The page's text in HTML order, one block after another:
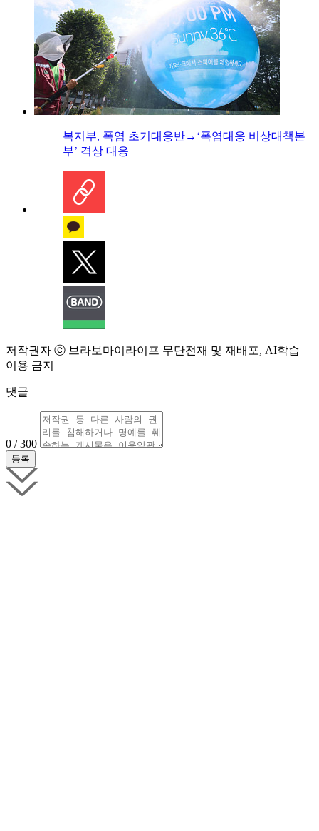
복지부, 폭염 초기대응반→‘폭염대응 비상대책본
부’ 격상 대응
저작권자 ⓒ 브라보마이라이프 무단전재 및 재배포, AI학습
이용 금지
댓글
0 / 300